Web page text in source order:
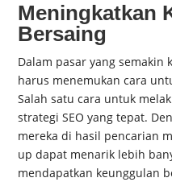
Meningkatkan
Bersaing
Dalam pasar yang
harus menemukan cara
Salah satu cara untuk
strategi SEO yang tepat.
mereka di hasil pencarian
up dapat menarik lebih
mendapatkan keunggulan